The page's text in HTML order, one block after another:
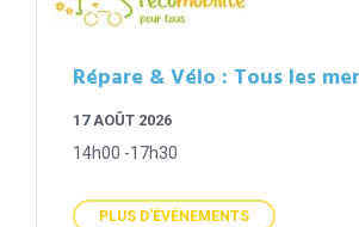
Répare & Vélo : Tous les
17 AOÛT 2026
14h00 -17h30
PLUS D'ÉVÉNEMENTS